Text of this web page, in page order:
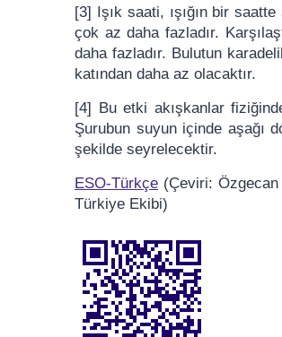
[3] Işık saati, ışığın bir
çok az daha fazladır.
daha fazladır. Bulutun
katından daha az olacaktır.
[4] Bu etki akışkanlar
Şurubun suyun içinde aşağı
şekilde seyrelecektir.
ESO-Türkçe (Çeviri:
Türkiye Ekibi)